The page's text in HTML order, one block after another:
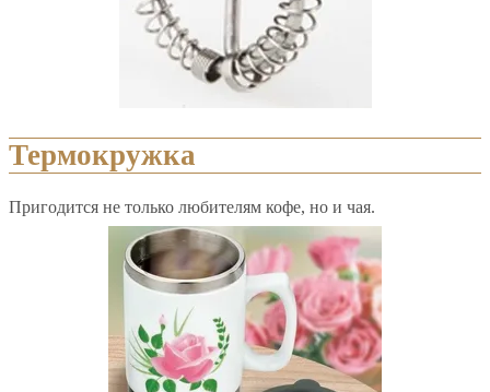
Термокружка
Пригодится не только любителям кофе, но и чая.